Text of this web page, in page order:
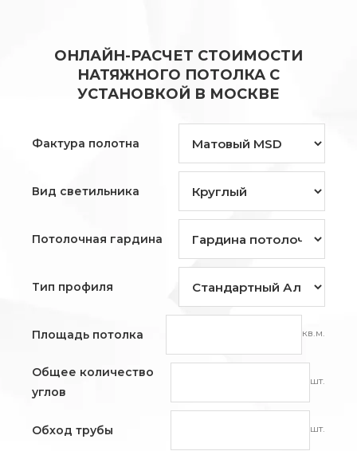
ОНЛАЙН-РАСЧЕТ СТОИМОСТИ
НАТЯЖНОГО ПОТОЛКА С
УСТАНОВКОЙ В МОСКВЕ
Фактура полотна
Вид светильника
Потолочная гардина
Тип профиля
Площадь потолка кв.м.
Общее количество
углов
шт.
Обход трубы шт.